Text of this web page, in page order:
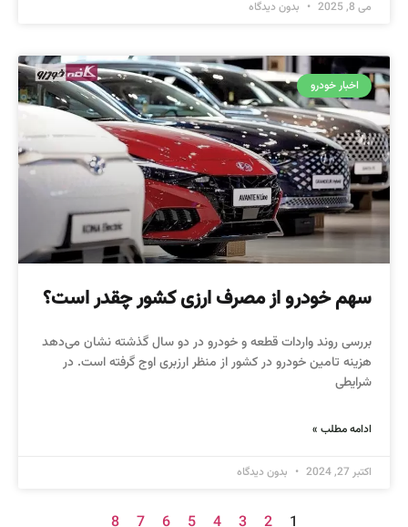
می 8, 2025 بدون دیدگاه
اخبار خودرو
سهم خودرو از مصرف ارزی کشور چقدر است؟
بررسی روند واردات قطعه و خودرو در دو سال گذشته نشان می‌دهد
هزینه تامین خودرو در کشور از منظر ارزبری اوج گرفته است. در
شرایطی
ادامه مطلب »
اکتبر 27, 2024 بدون دیدگاه